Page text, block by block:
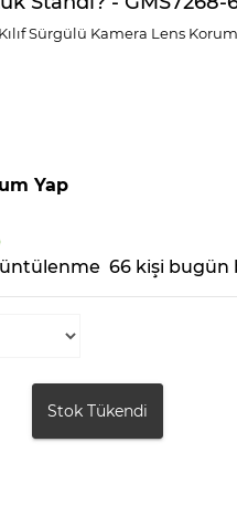
Sürgülü Kamera Lens
Yap
66 kişi
Stok Tükendi